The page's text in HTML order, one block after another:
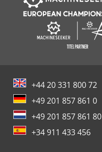
+44 20 331 800 72
+49 201 857 861 0
+49 201 857 861 80
+34 911 433 456